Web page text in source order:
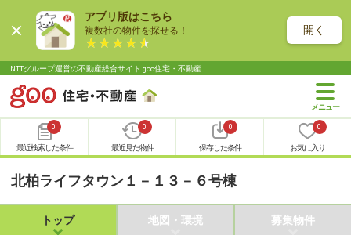
アプリ版はこちら
複数社の物件を探せる！ 開く
NTTグループ運営の不動産総合サイト goo住宅・不動産
0
最近検索した条件
0
最近見た物件
0
保存した条件
0
お気に入り
北柏ライフタウン１－１３－６号棟
トップ 地図・環境 募集物件